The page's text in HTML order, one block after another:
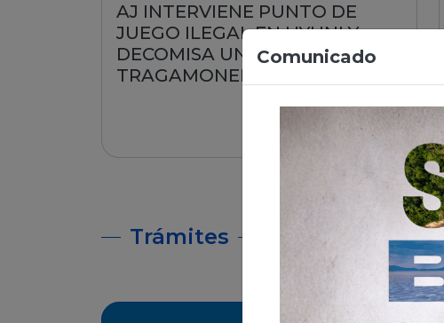
Comunicado
AJ INTERVIENE PUNTO DE
JUEGO ILEGAL EN UYUNI Y
DECOMISA UNA MÁQUINA
TRAGAMONEDA
Leer nota
Trámites